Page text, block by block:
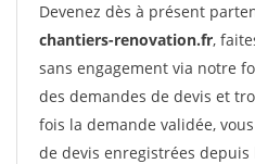
Devenez dès à présent
chantiers-renovation.fr,
sans engagement via notre
des demandes de devis et
fois la demande validée,
de devis enregistrées